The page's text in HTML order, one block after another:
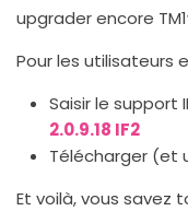
upgrader encore
Pour les utilisateurs
Saisir le support
2.0.9.18 IF2
Télécharger (et
Et voilà, vous savez